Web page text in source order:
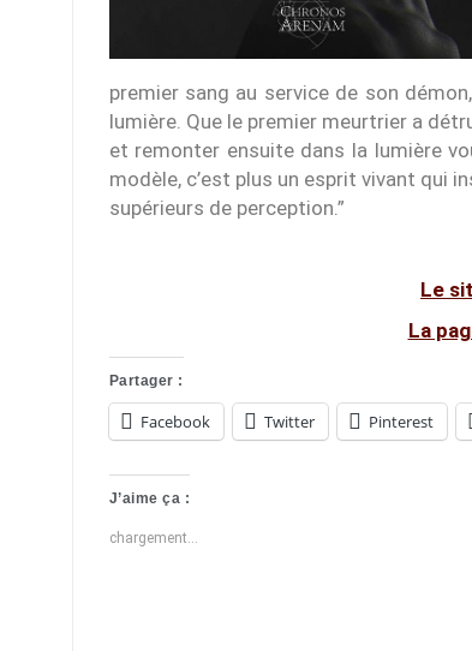
premier sang au service de son
lumière. Que le premier meurtrier a
et remonter ensuite dans la lumière
modèle, c’est plus un esprit vivant qui
supérieurs de perception.”
Le
La
Partager :
Facebook Twitter Pinterest
J’aime ça :
chargement…